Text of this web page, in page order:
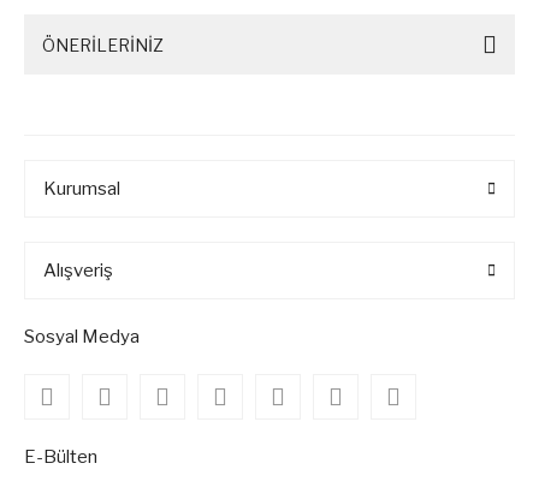
ÖNERİLERİNİZ
Kurumsal
Alışveriş
Sosyal Medya
E-Bülten